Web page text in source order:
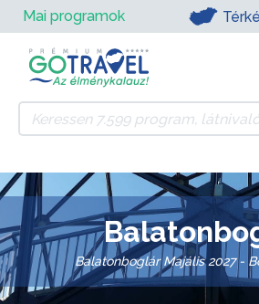
Mai programok
Balatonboglár Majális 2027 -